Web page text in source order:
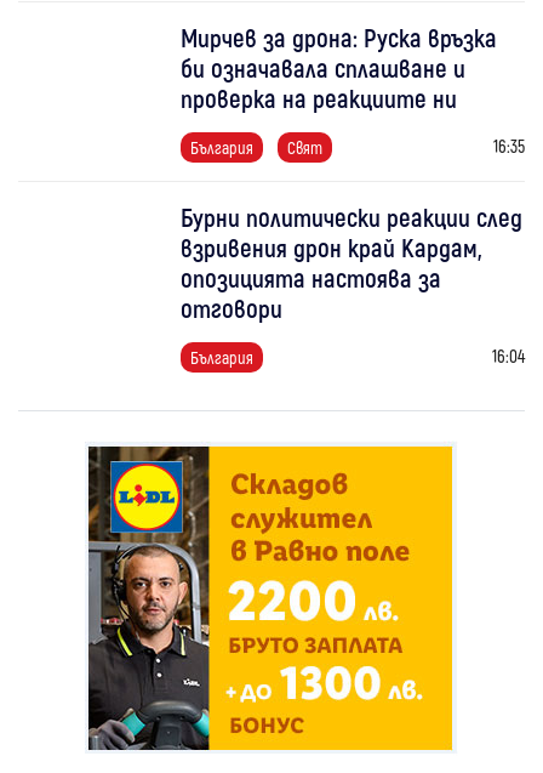
Мирчев за дрона: Руска връзка
би означавала сплашване и
проверка на реакциите ни
България Свят 16:35
Бурни политически реакции след
взривения дрон край Кардам,
опозицията настоява за
отговори
България 16:04